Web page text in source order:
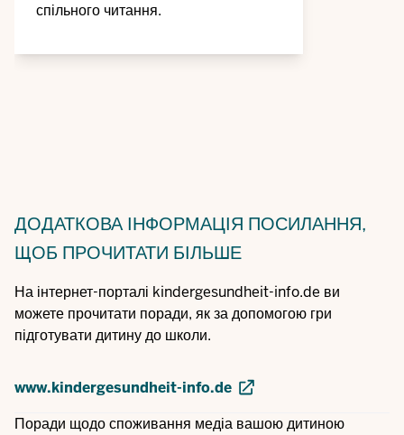
спільного читання.
ДОДАТКОВА ІНФОРМАЦІЯ ПОСИЛАННЯ,
ЩОБ ПРОЧИТАТИ БІЛЬШЕ
На інтернет-порталі kindergesundheit-info.de ви
можете прочитати поради, як за допомогою гри
підготувати дитину до школи.
www.kindergesundheit-info.de
Поради щодо споживання медіа вашою дитиною